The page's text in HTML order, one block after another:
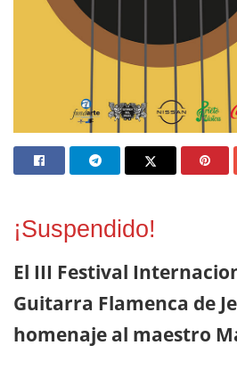
¡Suspendido!
El III Festival
Guitarra Flamenca de
homenaje al maestro